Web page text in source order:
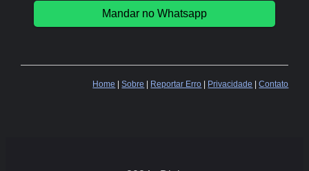
Mandar no Whatsapp
Home |Sobre | Reportar Erro | Privacidade |Contato